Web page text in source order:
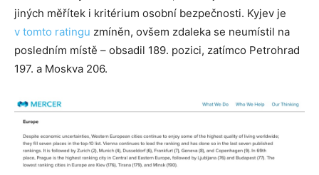
jiných měřítek i kritérium osobní bezpečnosti. Kyjev je
v tomto ratingu zmíněn, ovšem zdaleka se neumístil na
posledním místě – obsadil 189. pozici, zatímco Petrohrad
197. a Moskva 206.